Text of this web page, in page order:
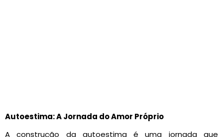
Autoestima: A Jornada do Amor Próprio
A construção da autoestima é uma jornada que